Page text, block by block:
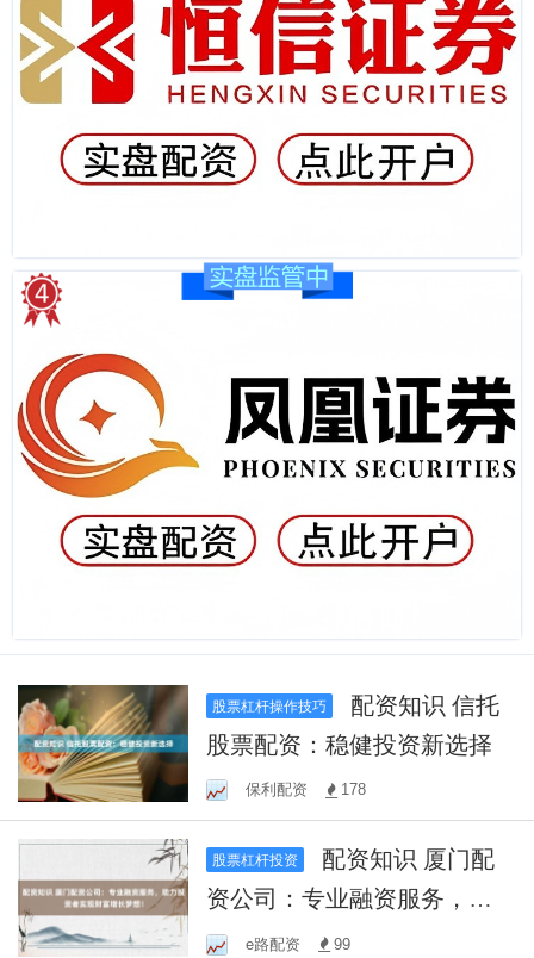
股票杠杆操作技巧
股票配资：稳健投资新选择
保利配资 178
股票杠杆投资
资公司：专业融资服务，助
力投资者实现财富增长梦
e路配资 99